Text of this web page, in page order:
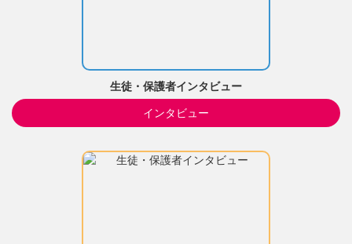
生徒・保護者インタビュー
インタビュー